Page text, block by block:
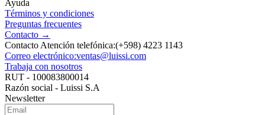
Ayuda
Términos y condiciones
Preguntas frecuentes
Contacto →
Contacto Atención telefónica:(+598) 4223 1143
Correo electrónico:ventas@luissi.com
Trabaja con nosotros
RUT - 100083800014
Razón social - Luissi S.A
Newsletter